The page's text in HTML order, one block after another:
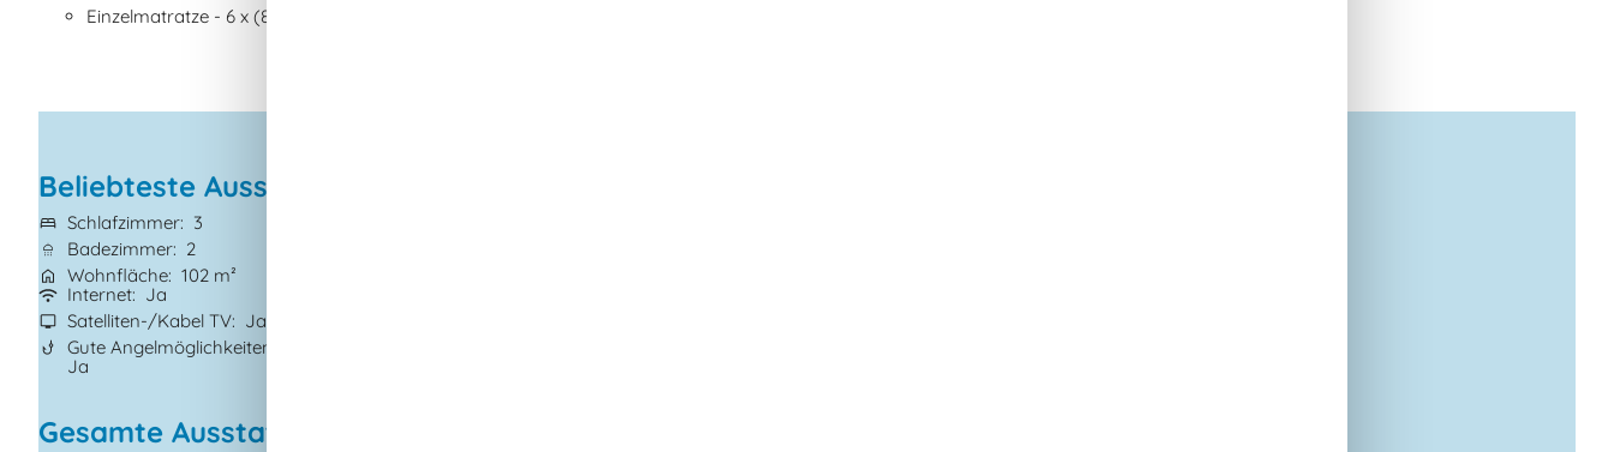
Einzelmatratze - 6 x (80 * 180 cm)
Beliebteste Ausstattungen
Schlafzimmer
3
Badezimmer
2
Wohnfläche 102 m²
Internet
Ja
Satelliten-/Kabel TV
Ja
Gute Angelmöglichkeiten
Ja
Gesamte Ausstattung